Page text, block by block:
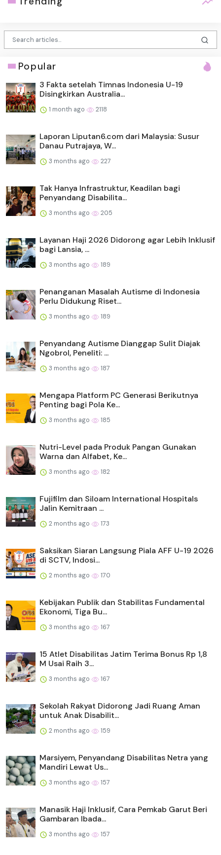
Popular
3 Fakta setelah Timnas Indonesia U-19
Disingkirkan Australia...
1 month ago 2118
Laporan Liputan6.com dari Malaysia: Susur
Danau Putrajaya, W...
3 months ago 227
Tak Hanya Infrastruktur, Keadilan bagi
Penyandang Disabilita...
3 months ago 205
Layanan Haji 2026 Didorong agar Lebih Inklusif
bagi Lansia, ...
3 months ago 189
Penanganan Masalah Autisme di Indonesia
Perlu Didukung Riset...
3 months ago 189
Penyandang Autisme Dianggap Sulit Diajak
Ngobrol, Peneliti: ...
3 months ago 187
Mengapa Platform PC Generasi Berikutnya
Penting bagi Pola Ke...
3 months ago 185
Nutri-Level pada Produk Pangan Gunakan
Warna dan Alfabet, Ke...
3 months ago 182
Fujifilm dan Siloam International Hospitals
Jalin Kemitraan ...
2 months ago 173
Saksikan Siaran Langsung Piala AFF U-19 2026
di SCTV, Indosi...
2 months ago 170
Kebijakan Publik dan Stabilitas Fundamental
Ekonomi, Tiga Bu...
3 months ago 167
15 Atlet Disabilitas Jatim Terima Bonus Rp 1,8
M Usai Raih 3...
3 months ago 167
Sekolah Rakyat Didorong Jadi Ruang Aman
untuk Anak Disabilit...
2 months ago 159
Marsiyem, Penyandang Disabilitas Netra yang
Mandiri Lewat Us...
3 months ago 157
Manasik Haji Inklusif, Cara Pemkab Garut Beri
Gambaran Ibada...
3 months ago 157